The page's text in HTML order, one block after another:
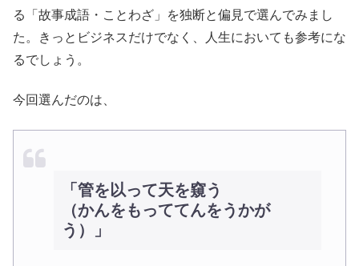
る「故事成語・ことわざ」を独断と偏見で選んでみまし
た。きっとビジネスだけでなく、人生においても参考にな
るでしょう。
今回選んだのは、
「管を以って天を窺う
（かんをもっててんをうかが
う）」